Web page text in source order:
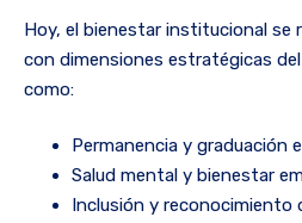
Hoy, el bienestar institucional se
con dimensiones estratégicas
como:
Permanencia y graduación
Salud mental y bienestar
Inclusión y reconocimiento